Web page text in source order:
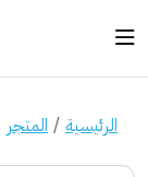
الرئيسية المتجر